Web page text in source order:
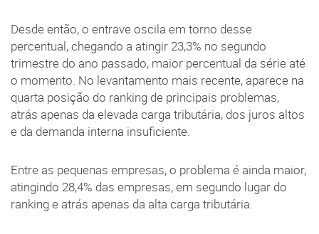
Desde então, o entrave oscila em torno desse
percentual, chegando a atingir 23,3% no segundo
trimestre do ano passado, maior percentual da série até
o momento. No levantamento mais recente, aparece na
quarta posição do ranking de principais problemas,
atrás apenas da elevada carga tributária, dos juros altos
e da demanda interna insuficiente.
Entre as pequenas empresas, o problema é ainda maior,
atingindo 28,4% das empresas, em segundo lugar do
ranking e atrás apenas da alta carga tributária.